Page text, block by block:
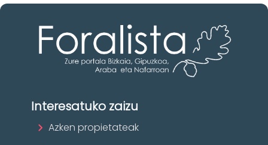
Interesatuko zaizu
Azken propietateak